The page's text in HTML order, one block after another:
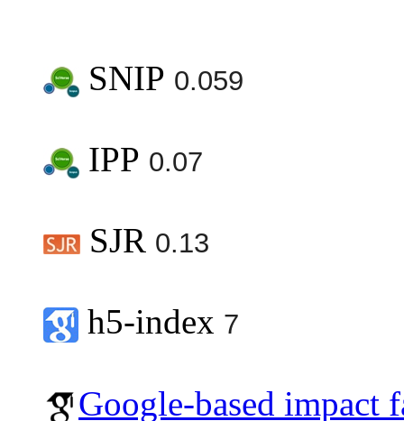
SNIP 0.059
IPP 0.07
SJR 0.13
h5-index 7
Google-based impact